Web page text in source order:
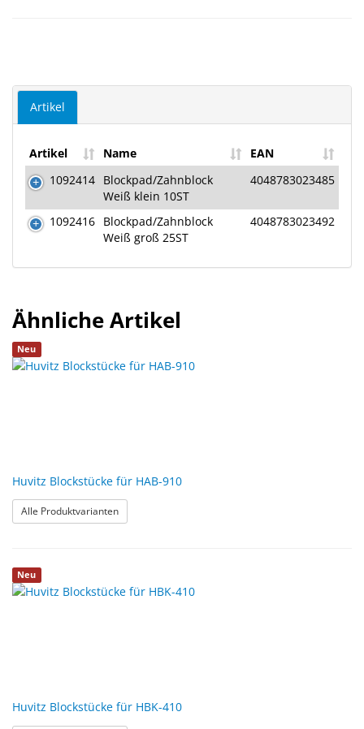
Artikel
Artikel Name
EAN
1092414 Blockpad/Zahnblock
Weiß klein 10ST
4048783023485
1092416 Blockpad/Zahnblock
Weiß groß 25ST
4048783023492
Ähnliche Artikel
Neu
Huvitz Blockstücke für HAB-910
Alle Produktvarianten: Huvitz Blockstücke für HAB-910
Neu
Huvitz Blockstücke für HBK-410